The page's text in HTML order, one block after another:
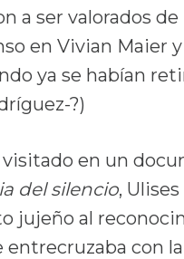
a ser valorados de
en Vivian Maier y
ya se habían
?)
visitado en un
del silencio,
jujeño al
con